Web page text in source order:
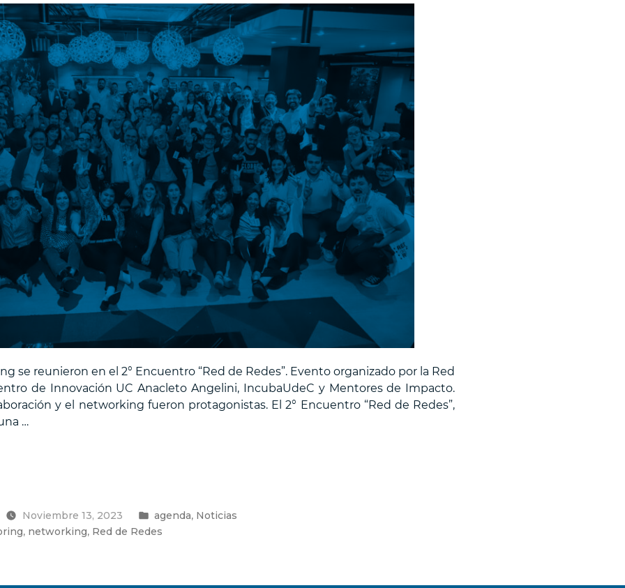
se reunieron en el 2° Encuentro “Red de Redes”. Evento organizado por la Red
de Innovación UC Anacleto Angelini, IncubaUdeC y Mentores de Impacto.
y el networking fueron protagonistas. El 2° Encuentro “Red de Redes”,
…
Noviembre 13, 2023
Publicado
en
agenda, Noticias
, networking, Red de Redes